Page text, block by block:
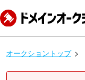
オークショントップ